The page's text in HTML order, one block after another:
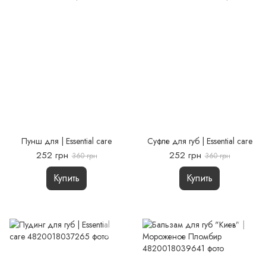
Пунш для | Essential care
252 грн 360 грн
Купить
Суфле для губ | Essential care
252 грн 360 грн
Купить